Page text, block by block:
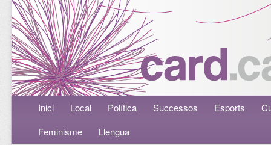
Menú principalAneu al contingut principal
Aneu al contingut secundari
Inici Local Política Successos Esports
Feminisme
Llengua